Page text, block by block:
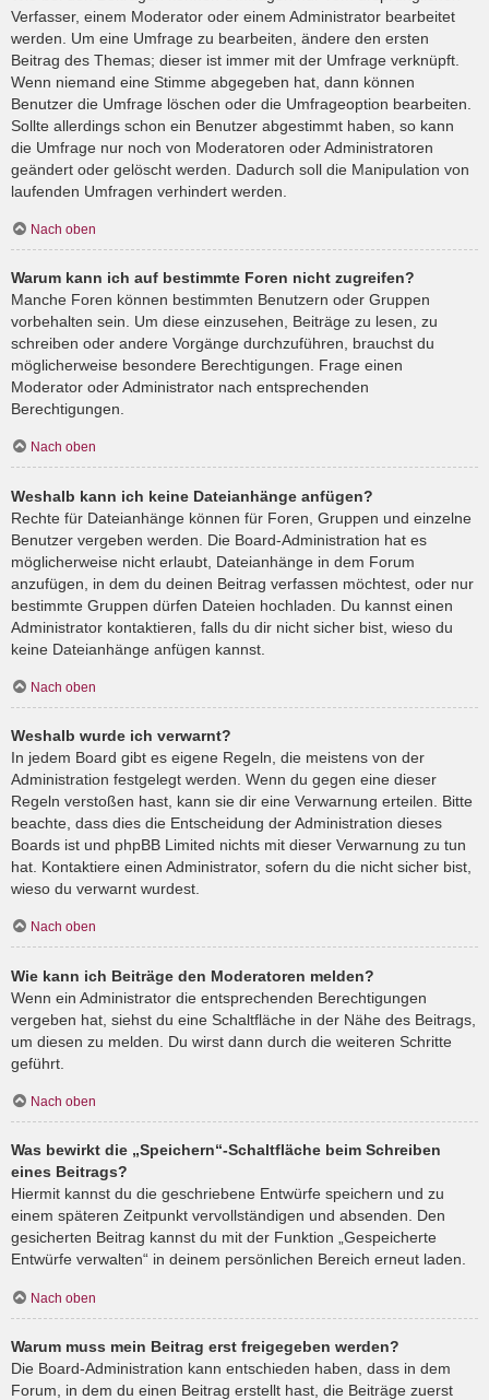
Verfasser, einem Moderator oder einem Administrator bearbeitet
werden. Um eine Umfrage zu bearbeiten, ändere den ersten
Beitrag des Themas; dieser ist immer mit der Umfrage verknüpft.
Wenn niemand eine Stimme abgegeben hat, dann können
Benutzer die Umfrage löschen oder die Umfrageoption bearbeiten.
Sollte allerdings schon ein Benutzer abgestimmt haben, so kann
die Umfrage nur noch von Moderatoren oder Administratoren
geändert oder gelöscht werden. Dadurch soll die Manipulation von
laufenden Umfragen verhindert werden.
Nach oben
Warum kann ich auf bestimmte Foren nicht zugreifen?
Manche Foren können bestimmten Benutzern oder Gruppen
vorbehalten sein. Um diese einzusehen, Beiträge zu lesen, zu
schreiben oder andere Vorgänge durchzuführen, brauchst du
möglicherweise besondere Berechtigungen. Frage einen
Moderator oder Administrator nach entsprechenden
Berechtigungen.
Nach oben
Weshalb kann ich keine Dateianhänge anfügen?
Rechte für Dateianhänge können für Foren, Gruppen und einzelne
Benutzer vergeben werden. Die Board-Administration hat es
möglicherweise nicht erlaubt, Dateianhänge in dem Forum
anzufügen, in dem du deinen Beitrag verfassen möchtest, oder nur
bestimmte Gruppen dürfen Dateien hochladen. Du kannst einen
Administrator kontaktieren, falls du dir nicht sicher bist, wieso du
keine Dateianhänge anfügen kannst.
Nach oben
Weshalb wurde ich verwarnt?
In jedem Board gibt es eigene Regeln, die meistens von der
Administration festgelegt werden. Wenn du gegen eine dieser
Regeln verstoßen hast, kann sie dir eine Verwarnung erteilen. Bitte
beachte, dass dies die Entscheidung der Administration dieses
Boards ist und phpBB Limited nichts mit dieser Verwarnung zu tun
hat. Kontaktiere einen Administrator, sofern du die nicht sicher bist,
wieso du verwarnt wurdest.
Nach oben
Wie kann ich Beiträge den Moderatoren melden?
Wenn ein Administrator die entsprechenden Berechtigungen
vergeben hat, siehst du eine Schaltfläche in der Nähe des Beitrags,
um diesen zu melden. Du wirst dann durch die weiteren Schritte
geführt.
Nach oben
Was bewirkt die „Speichern“-Schaltfläche beim Schreiben
eines Beitrags?
Hiermit kannst du die geschriebene Entwürfe speichern und zu
einem späteren Zeitpunkt vervollständigen und absenden. Den
gesicherten Beitrag kannst du mit der Funktion „Gespeicherte
Entwürfe verwalten“ in deinem persönlichen Bereich erneut laden.
Nach oben
Warum muss mein Beitrag erst freigegeben werden?
Die Board-Administration kann entschieden haben, dass in dem
Forum, in dem du einen Beitrag erstellt hast, die Beiträge zuerst